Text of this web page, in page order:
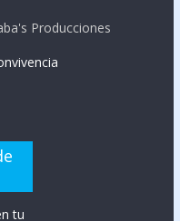
Producciones
tu